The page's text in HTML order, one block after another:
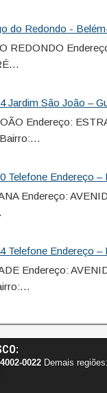
do Redondo -
REDONDO
Jardim São João –
Endereço:
Telefone Endereço
Endereço:
Telefone Endereço
Endereço:
4002-0022 Demais regiões: